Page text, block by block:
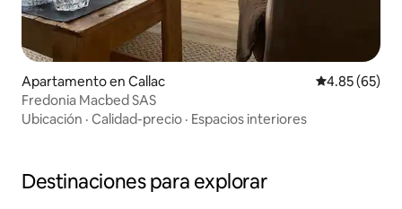
Apartamento en Callac Calificación
4.85 (65)
Fredonia Macbed SAS
Ubicación · Calidad-precio · Espacios interiores
Destinaciones para explorar